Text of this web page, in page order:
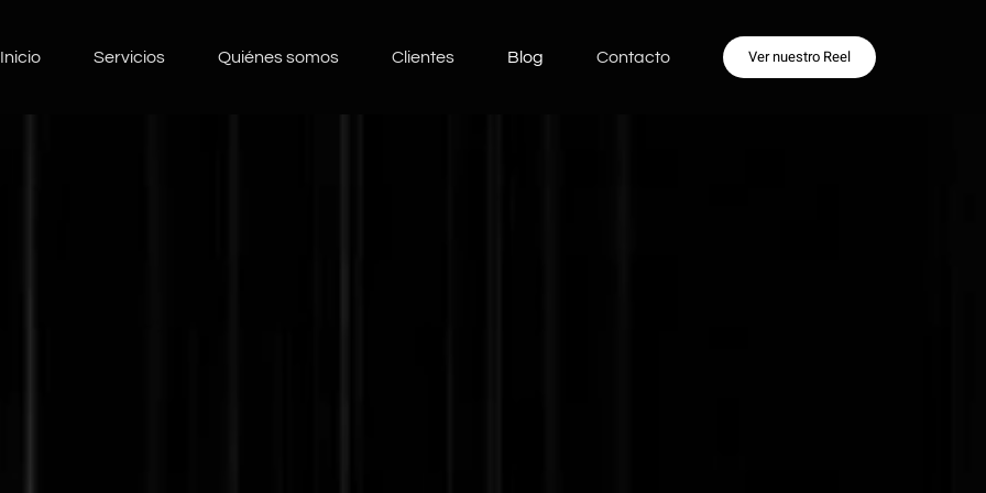
Inicio Servicios Quiénes somos Clientes Blog Contacto Ver nuestro Reel